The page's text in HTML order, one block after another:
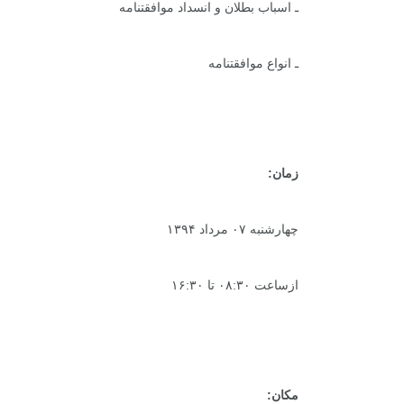
ـ اسباب بطلان و انسداد موافقتنامه
ـ انواع موافقتنامه
زمان:
چهارشنبه ۰۷ مرداد ۱۳۹۴
ازساعت ۰۸:۳۰ تا ۱۶:۳۰
مکان: